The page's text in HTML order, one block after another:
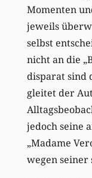
Momenten
jeweils
selbst
nicht an die
disparat sind
gleitet der
jedoch seine
„Madame
wegen seiner